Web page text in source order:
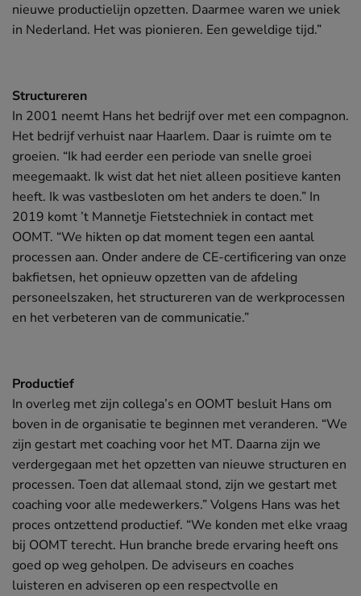
nieuwe productielijn opzetten. Daarmee waren we uniek
in Nederland. Het was pionieren. Een geweldige tijd.”
Structureren
In 2001 neemt Hans het bedrijf over met een compagnon.
Het bedrijf verhuist naar Haarlem. Daar is ruimte om te
groeien. “Ik had eerder een periode van snelle groei
meegemaakt. Ik wist dat het niet alleen positieve kanten
heeft. Ik was vastbesloten om het anders te doen.” In
2019 komt ’t Mannetje Fietstechniek in contact met
OOMT. “We hikten op dat moment tegen een aantal
processen aan. Onder andere de CE-certificering van onze
bakfietsen, het opnieuw opzetten van de afdeling
personeelszaken, het structureren van de werkprocessen
en het verbeteren van de communicatie.”
Productief
In overleg met zijn collega’s en OOMT besluit Hans om
boven in de organisatie te beginnen met veranderen. “We
zijn gestart met coaching voor het MT. Daarna zijn we
verdergegaan met het opzetten van nieuwe structuren en
processen. Toen dat allemaal stond, zijn we gestart met
coaching voor alle medewerkers.” Volgens Hans was het
proces ontzettend productief. “We konden met elke vraag
bij OOMT terecht. Hun branche brede ervaring heeft ons
goed op weg geholpen. De adviseurs en coaches
luisteren en adviseren op een respectvolle en